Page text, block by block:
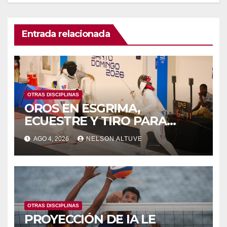
Entrada relacionada
OTRAS DISCIPLINAS
OROS EN ESGRIMA,
ECUESTRE Y TIRO PARA
VENEZUELA
AGO 4, 2026 NELSON ALTUVE
OTRAS DISCIPLINAS
PROYECCIÓN DE IA LE